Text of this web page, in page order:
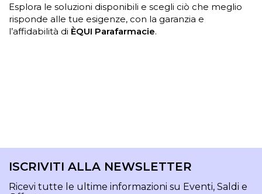
Esplora le soluzioni disponibili e scegli ciò che meglio
risponde alle tue esigenze, con la garanzia e
l’affidabilità di ÈQUI Parafarmacie.
ISCRIVITI ALLA NEWSLETTER
Ricevi tutte le ultime informazioni su Eventi, Saldi e